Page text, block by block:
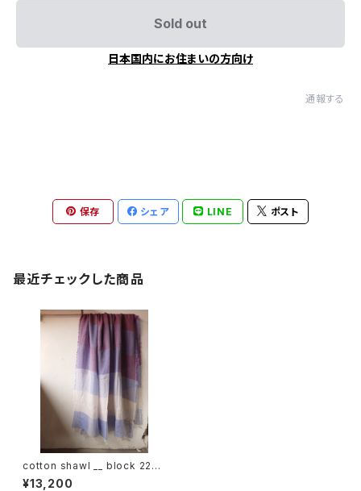
Sold out
日本国内にお住まいの方向け
通報する
保存 シェア LINE ポスト
最近チェックした商品
cotton shawl __ block 220-
120 藤花BG
¥13,200